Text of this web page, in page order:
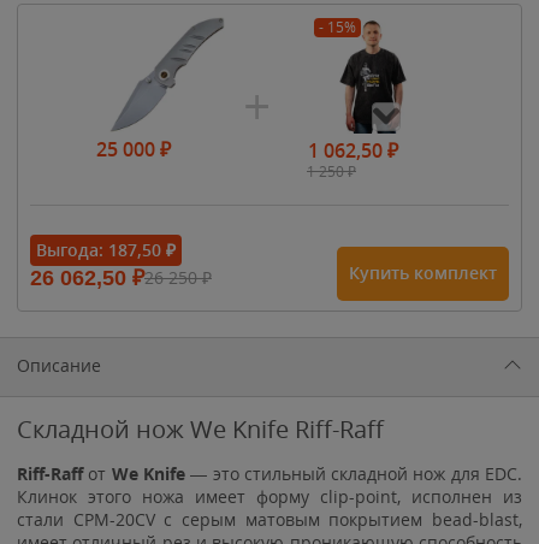
25 000₽
- 15%
1 062,50₽
1 250₽
1 615₽
1 900₽1 900₽
Выгода: 187,50 ₽
26 062,50 ₽26 250₽ Купить комплект
Описание
Складной нож We Knife Riff-Raff
Riff-Raffот We Knife— это стильный складной нож для EDC.
Клинок этого ножа имеет форму clip-point, исполнен из
стали CPM-20CV с серым матовым покрытием bead-blast,